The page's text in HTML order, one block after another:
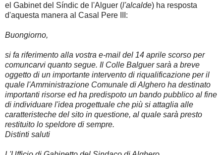
el Gabinet del Síndic de l'Alguer (l'alcalde) ha resposta
d'aquesta manera al Casal Pere III:
Buongiorno,
si fa riferimento alla vostra e-mail del 14 aprile scorso per
comuncarvi quanto segue. Il Colle Balguer sarà a breve
oggetto di un importante intervento di riqualificazione per il
quale l'Amministrazione Comunale di Alghero ha destinato
importanti risorse ed ha predispoto un bando pubblico al fine
di individuare l'idea progettuale che più si attaglia alle
caratteristeche del sito in questione, al quale sarà presto
restituito lo speldore di sempre.
Distinti saluti